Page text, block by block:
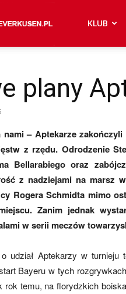
–
aktualności
(transfery,
KLUB
plany
nami – Aptekarze
z rzędu. Odrodzenie
Bellarabiego oraz
z nadziejami na marsz
Rogera Schmidta mimo
Zanim jednak
w serii meczów
udział Aptekarzy w
Bayeru w tych
rok temu, na florydzkich